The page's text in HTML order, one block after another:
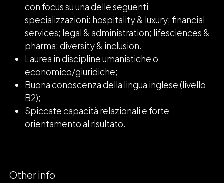
con focus su una delle seguenti
specializzazioni: hospitality & luxury; financial
services; legal & administration; lifesciences &
pharma; diversity & inclusion.
Laurea in discipline umanistiche o
economico/giuridiche;
Buona conoscenza della lingua inglese (livello
B2);
Spiccate capacità relazionali e forte
orientamento al risultato.
Other info